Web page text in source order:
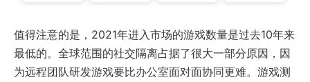
值得注意的是，2021年进入市场的游戏数量是过去10年来
最低的。全球范围的社交隔离占据了很大一部分原因，因
为远程团队研发游戏要比办公室面对面协同更难。游戏测